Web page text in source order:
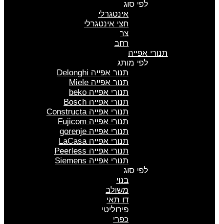
אינטגרלי
חצי אינטגרלי
תנורי אפייה
לפי מותג
תנור אפייה Delonghi
תנור אפייה Miele
תנורי אפייה beko
תנורי אפייה Bosch
תנורי אפייה Constructa
תנורי אפייה Fujicom
תנורי אפייה gorenje
תנורי אפייה LaCasa
תנורי אפייה Peerless
תנורי אפייה Siemens